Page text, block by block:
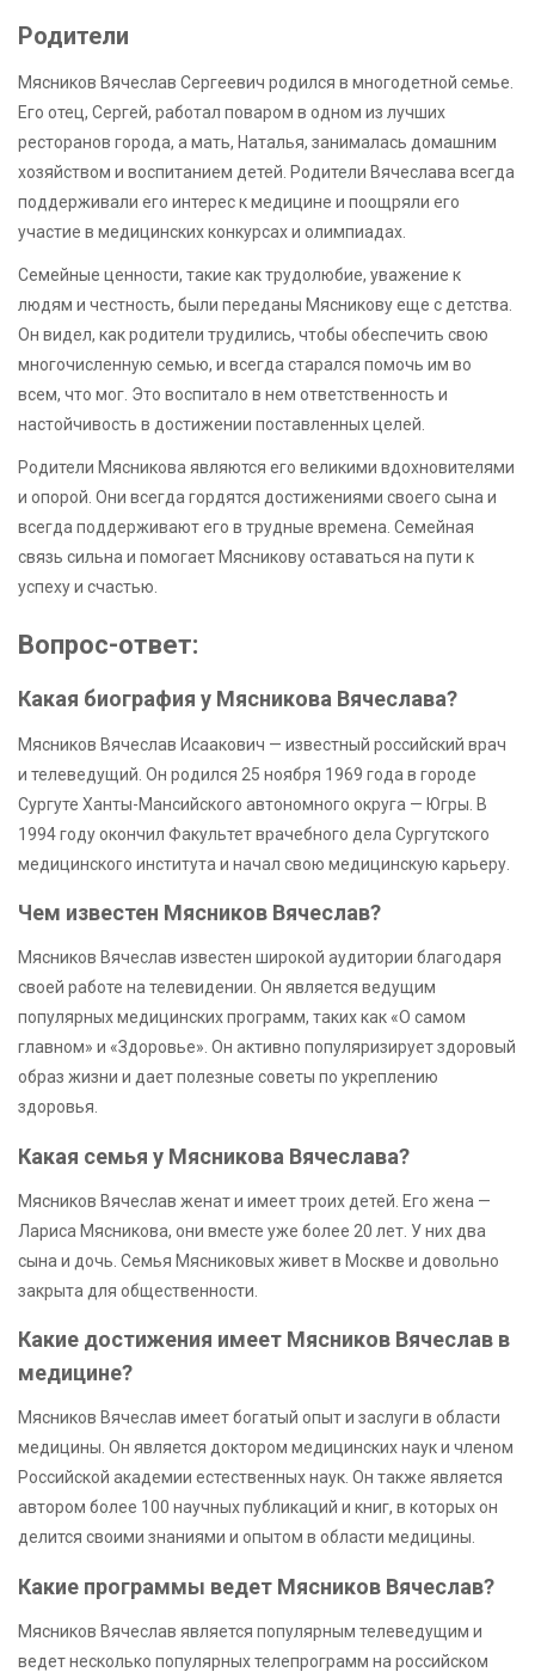
Родители
Мясников Вячеслав Сергеевич родился в многодетной семье.
Его отец, Сергей, работал поваром в одном из лучших
ресторанов города, а мать, Наталья, занималась домашним
хозяйством и воспитанием детей. Родители Вячеслава всегда
поддерживали его интерес к медицине и поощряли его
участие в медицинских конкурсах и олимпиадах.
Семейные ценности, такие как трудолюбие, уважение к
людям и честность, были переданы Мясникову еще с детства.
Он видел, как родители трудились, чтобы обеспечить свою
многочисленную семью, и всегда старался помочь им во
всем, что мог. Это воспитало в нем ответственность и
настойчивость в достижении поставленных целей.
Родители Мясникова являются его великими вдохновителями
и опорой. Они всегда гордятся достижениями своего сына и
всегда поддерживают его в трудные времена. Семейная
связь сильна и помогает Мясникову оставаться на пути к
успеху и счастью.
Вопрос-ответ:
Какая биография у Мясникова Вячеслава?
Мясников Вячеслав Исаакович — известный российский врач
и телеведущий. Он родился 25 ноября 1969 года в городе
Сургуте Ханты-Мансийского автономного округа — Югры. В
1994 году окончил Факультет врачебного дела Сургутского
медицинского института и начал свою медицинскую карьеру.
Чем известен Мясников Вячеслав?
Мясников Вячеслав известен широкой аудитории благодаря
своей работе на телевидении. Он является ведущим
популярных медицинских программ, таких как «О самом
главном» и «Здоровье». Он активно популяризирует здоровый
образ жизни и дает полезные советы по укреплению
здоровья.
Какая семья у Мясникова Вячеслава?
Мясников Вячеслав женат и имеет троих детей. Его жена —
Лариса Мясникова, они вместе уже более 20 лет. У них два
сына и дочь. Семья Мясниковых живет в Москве и довольно
закрыта для общественности.
Какие достижения имеет Мясников Вячеслав в
медицине?
Мясников Вячеслав имеет богатый опыт и заслуги в области
медицины. Он является доктором медицинских наук и членом
Российской академии естественных наук. Он также является
автором более 100 научных публикаций и книг, в которых он
делится своими знаниями и опытом в области медицины.
Какие программы ведет Мясников Вячеслав?
Мясников Вячеслав является популярным телеведущим и
ведет несколько популярных телепрограмм на российском